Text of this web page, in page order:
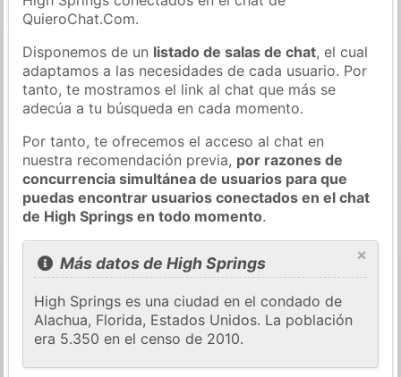
QuieroChat.Com.
Disponemos de un listado de salas de chat, el cual
adaptamos a las necesidades de cada usuario. Por
tanto, te mostramos el link al chat que más se
adecúa a tu búsqueda en cada momento.
Por tanto, te ofrecemos el acceso al chat en
nuestra recomendación previa, por razones de
concurrencia simultánea de usuarios para que
puedas encontrar usuarios conectados en el chat
de High Springs en todo momento.
×
Más datos de High Springs
High Springs es una ciudad en el condado de
Alachua, Florida, Estados Unidos. La población
era 5.350 en el censo de 2010.